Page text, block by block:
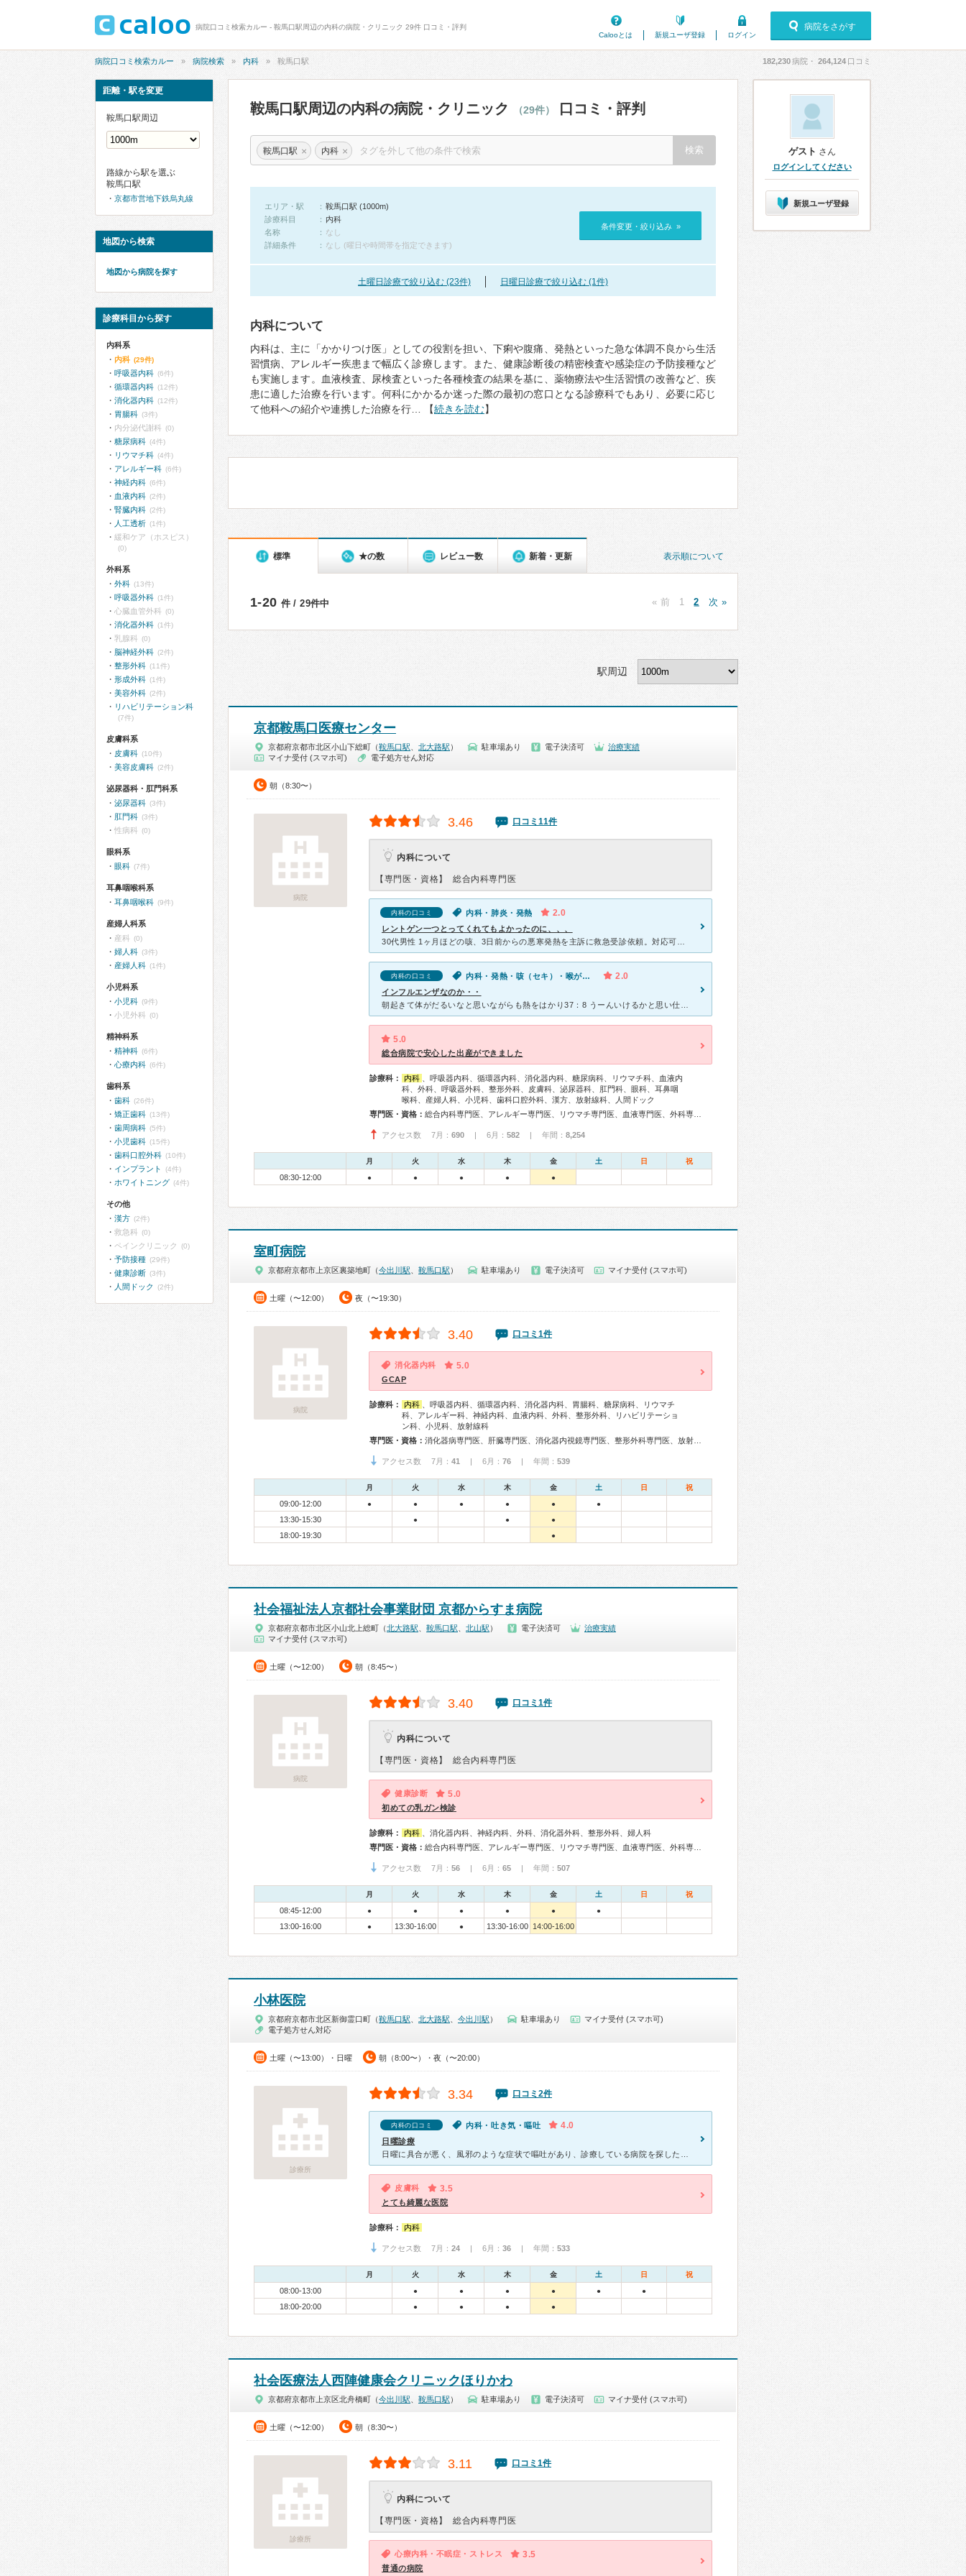
病院口コミ検索カルー - 鞍馬口駅周辺の内科の病院・クリニック 29件 口コミ・評判
Calooとは
新規ユーザ登録 ログイン
病院をさがす
病院口コミ検索カルー 病院検索 内科 鞍馬口駅 182,230病院・ 264,124 口コミ
鞍馬口駅周辺の内科の病院・クリニック （29件） 口コミ・評判
鞍馬口駅 × 内科 ×
エリア・駅
鞍馬口駅 (1000m)
診療科目
内科
名称
なし
詳細条件
なし (曜日や時間帯を指定できます)
条件変更・絞り込み »
土曜日診療で絞り込む (23件) 日曜日診療で絞り込む (1件)
内科について
内科は、主に「かかりつけ医」としての役割を担い、下痢や腹痛、発熱といった急な体調不良から生活
習慣病、アレルギー疾患まで幅広く診療します。また、健康診断後の精密検査や感染症の予防接種など
も実施します。血液検査、尿検査といった各種検査の結果を基に、薬物療法や生活習慣の改善など、疾
患に適した治療を行います。何科にかかるか迷った際の最初の窓口となる診療科でもあり、必要に応じ
て他科への紹介や連携した治療を行… 【続きを読む】
表示順について
標準 ★の数 レビュー数 新着・更新
1-20 件 / 29件中 « 前 1 2 次 »
駅周辺
京都鞍馬口医療センター
京都府京都市北区小山下総町（鞍馬口駅 北大路駅 ） 駐車場あり 電子決済可
治療実績
マイナ受付 (スマホ可)
電子処方せん対応
朝（8:30〜）
病院
3.46 口コミ11件
内科について
【専門医・資格】 総合内科専門医
内科の口コミ 内科・肺炎・発熱 2.0
レントゲン一つとってくれてもよかったのに、、、
内科の口コミ 内科・発熱・咳（セキ）・喉が痛い・体調不良 2.0
インフルエンザなのか・・
5.0
総合病院で安心した出産ができました
診療科： 内科
、呼吸器内科、循環器内科、消化器内科、糖尿病科、リウマチ科、血液内
科、外科、呼吸器外科、整形外科、皮膚科、泌尿器科、肛門科、眼科、耳鼻咽
喉科、産婦人科、小児科、歯科口腔外科、漢方、放射線科、人間ドック
専門医・資格：
アクセス数 7月： 690 | 6月： 582 | 年間： 8,254
月 火 水 木 金 土 日 祝
08:30-12:00 ● ● ● ● ●
室町病院
京都府京都市上京区裏築地町（今出川駅 鞍馬口駅 ） 駐車場あり 電子決済可 マイナ受付 (スマホ可)
土曜（〜12:00） 夜（〜19:30）
病院
3.40 口コミ1件
消化器内科 5.0
GCAP
診療科： 内科
、呼吸器内科、循環器内科、消化器内科、胃腸科、糖尿病科、リウマチ
科、アレルギー科、神経内科、血液内科、外科、整形外科、リハビリテーショ
ン科、小児科、放射線科
専門医・資格：
アクセス数 7月： 41 | 6月： 76 | 年間： 539
月 火 水 木 金 土 日 祝
09:00-12:00 ● ● ● ● ● ●
13:30-15:30 ● ● ●
18:00-19:30 ●
社会福祉法人京都社会事業財団 京都からすま病院
京都府京都市北区小山北上総町（北大路駅 鞍馬口駅 北山駅 ） 電子決済可
治療実績
マイナ受付 (スマホ可)
土曜（〜12:00） 朝（8:45〜）
病院
3.40 口コミ1件
内科について
【専門医・資格】 総合内科専門医
健康診断 5.0
初めての乳ガン検診
診療科： 内科
、消化器内科、神経内科、外科、消化器外科、整形外科、婦人科
専門医・資格：
アクセス数 7月： 56 | 6月： 65 | 年間： 507
月 火 水 木 金 土 日 祝
08:45-12:00 ● ● ● ● ● ●
13:00-16:00 ● 13:30-16:00 ● 13:30-16:00 14:00-16:00
小林医院
京都府京都市北区新御霊口町（鞍馬口駅 北大路駅 今出川駅 ） 駐車場あり
マイナ受付 (スマホ可)
電子処方せん対応
土曜（〜13:00）・日曜 朝（8:00〜）・夜（〜20:00）
診療所
3.34 口コミ2件
内科の口コミ 内科・吐き気・嘔吐 4.0
日曜診療
皮膚科 3.5
とても綺麗な医院
診療科： 内科
アクセス数 7月： 24 | 6月： 36 | 年間： 533
月 火 水 木 金 土 日 祝
08:00-13:00 ● ● ● ● ● ●
18:00-20:00 ● ● ● ●
社会医療法人西陣健康会クリニックほりかわ
京都府京都市上京区北舟橋町（今出川駅 鞍馬口駅 ） 駐車場あり 電子決済可 マイナ受付 (スマホ可)
土曜（〜12:00） 朝（8:30〜）
診療所
3.11 口コミ1件
内科について
【専門医・資格】 総合内科専門医
心療内科・不眠症・ストレス 3.5
普通の病院
距離・駅を変更
鞍馬口駅周辺
路線から駅を選ぶ
鞍馬口駅
京都市営地下鉄烏丸線
地図から検索
地図から病院を探す
診療科目から探す
内科系
内科 (29件)
呼吸器内科 (6件)
循環器内科 (12件)
消化器内科 (12件)
胃腸科 (3件)
内分泌代謝科 (0)
糖尿病科 (4件)
リウマチ科 (4件)
アレルギー科 (6件)
神経内科 (6件)
血液内科 (2件)
腎臓内科 (2件)
人工透析 (1件)
緩和ケア（ホスピス）
(0)
外科系
外科 (13件)
呼吸器外科 (1件)
心臓血管外科 (0)
消化器外科 (1件)
乳腺科 (0)
脳神経外科 (2件)
整形外科 (11件)
形成外科 (1件)
美容外科 (2件)
リハビリテーション科
(7件)
皮膚科系
皮膚科 (10件)
美容皮膚科 (2件)
泌尿器科・肛門科系
泌尿器科 (3件)
肛門科 (3件)
性病科 (0)
眼科系
眼科 (7件)
耳鼻咽喉科系
耳鼻咽喉科 (9件)
産婦人科系
産科 (0)
婦人科 (3件)
産婦人科 (1件)
小児科系
小児科 (9件)
小児外科 (0)
精神科系
精神科 (6件)
心療内科 (6件)
歯科系
歯科 (26件)
矯正歯科 (13件)
歯周病科 (5件)
小児歯科 (15件)
歯科口腔外科 (10件)
インプラント (4件)
ホワイトニング (4件)
その他
漢方 (2件)
救急科 (0)
ペインクリニック (0)
予防接種 (29件)
健康診断 (3件)
人間ドック (2件)
ゲスト さん
ログインしてください
新規ユーザ登録